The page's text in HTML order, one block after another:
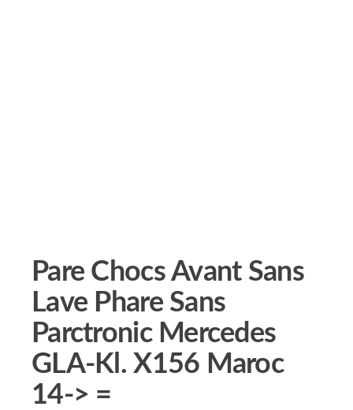
Pare Chocs Avant Sans
Lave Phare Sans
Parctronic Mercedes
GLA-Kl. X156 Maroc
14-> =